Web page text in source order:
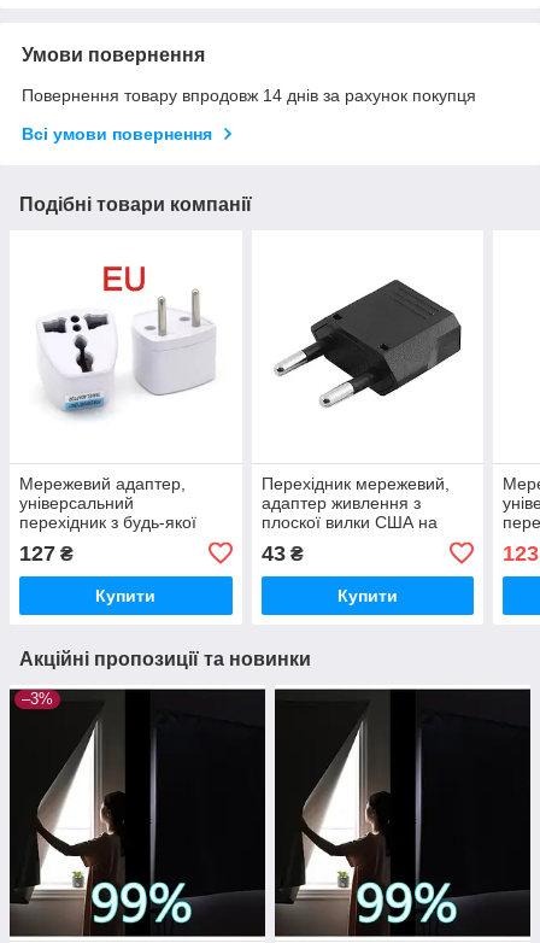
Умови повернення
Повернення товару впродовж 14 днів за рахунок покупця
Всі умови повернення
Подібні товари компанії
Мережевий адаптер,
універсальний
перехідник з будь-якої
розетку, All to EU "Travel
Helper", 220V 10 A. Білий.
127 ₴
Купити
Перехідник мережевий,
адаптер живлення з
плоскої вилки США на
Євро-СНГ 4.8*3.4*1.3см
Home R95600
43₴
Купити
Акційні пропозиції та новинки
–3%